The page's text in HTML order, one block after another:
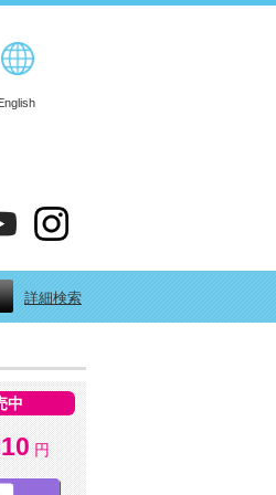
English
詳細検索
中
円